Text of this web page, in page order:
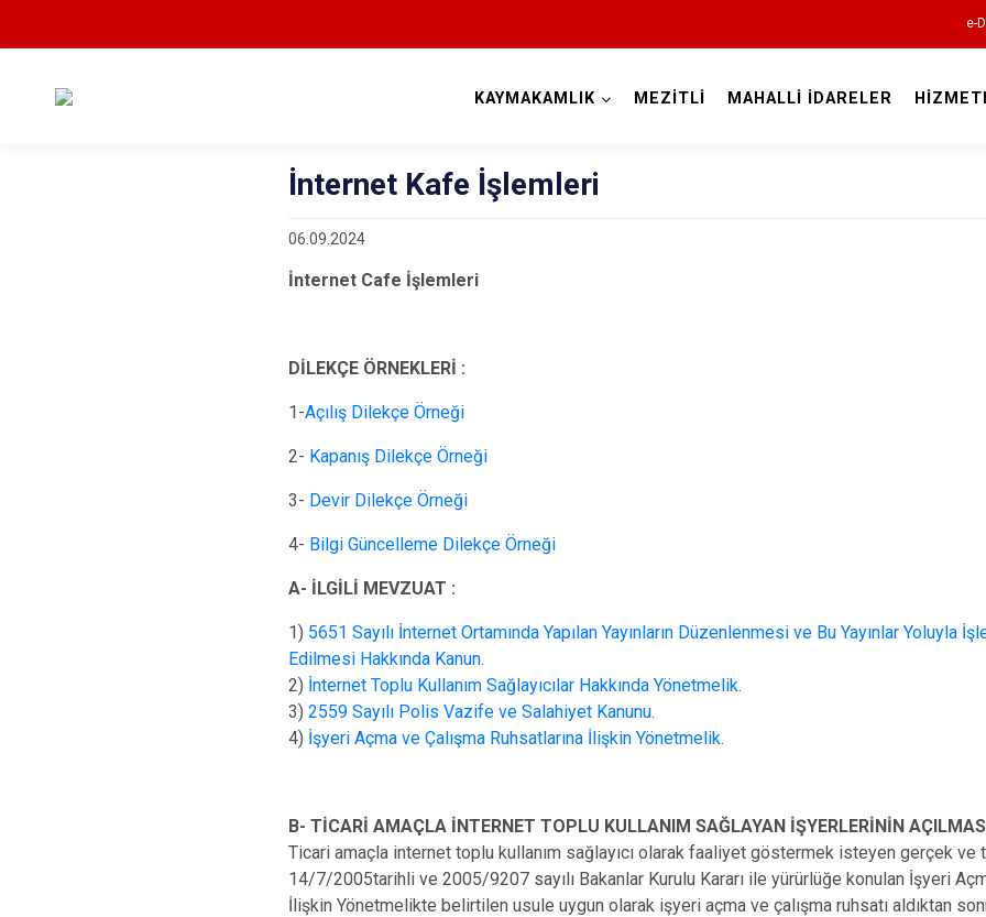
e-
KAYMAKAMLIK MEZİTLİ MAHALLİ İDARELER
İnternet Kafe İşlemleri
06.09.2024
İnternet Cafe İşlemleri
DİLEKÇE ÖRNEKLERİ :
1-Açılış Dilekçe Örneği
2- Kapanış Dilekçe Örneği
3- Devir Dilekçe Örneği
4- Bilgi Güncelleme Dilekçe Örneği
A- İLGİLİ MEVZUAT :
1) 5651 Sayılı İnternet Ortamında Yapılan Yayınların Düzenlenmesi ve Bu Yayınlar Yoluyla
Edilmesi Hakkında Kanun.
2) İnternet Toplu Kullanım Sağlayıcılar Hakkında Yönetmelik.
3) 2559 Sayılı Polis Vazife ve Salahiyet Kanunu.
4) İşyeri Açma ve Çalışma Ruhsatlarına İlişkin Yönetmelik.
B- TİCARİ AMAÇLA İNTERNET TOPLU KULLANIM SAĞLAYAN İŞYERLERİNİN
Ticari amaçla internet toplu kullanım sağlayıcı olarak faaliyet göstermek isteyen gerçek ve
14/7/2005tarihli ve 2005/9207 sayılı Bakanlar Kurulu Kararı ile yürürlüğe konulan İşyeri
İlişkin Yönetmelikte belirtilen usule uygun olarak işyeri açma ve çalışma ruhsatı aldıktan